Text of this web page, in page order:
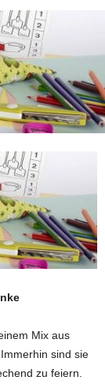
Mix aus
sind sie
zu feiern.